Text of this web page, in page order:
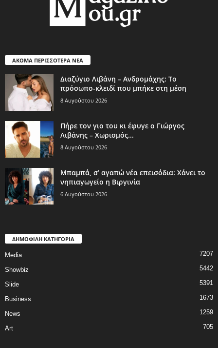
ΑΚΟΜΑ ΠΕΡΙΣΣΟΤΕΡΑ ΝΕΑ
Διαζύγιο Λιβάνη – Ανδρομάχης: Το
πρόσωπο-κλειδί που μπήκε στη μέση
8 Αυγούστου 2026
Πήρε τον γιο του κι έφυγε ο Γιώργος
Λιβάνης – Χωρισμός...
8 Αυγούστου 2026
Μπαμπά, σ’ αγαπώ νέα επεισόδια: Χάνει το
νηπιαγωγείο η Βιργινία
6 Αυγούστου 2026
ΔΗΜΟΦΙΛΗ ΚΑΤΗΓΟΡΙΑ
Media 7207
Showbiz 5442
Slide 5391
Business 1673
News 1259
Art 705